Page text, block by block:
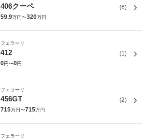
406クーペ
59.9万円〜320万円
(6)
フェラーリ
412
0円〜0円
(1)
フェラーリ
456GT
715万円〜715万円
(2)
フェラーリ